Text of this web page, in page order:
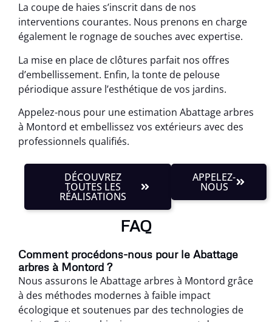
La coupe de haies s’inscrit dans de nos
interventions courantes. Nous prenons en charge
également le rognage de souches avec expertise.
La mise en place de clôtures parfait nos offres
d’embellissement. Enfin, la tonte de pelouse
périodique assure l’esthétique de vos jardins.
Appelez-nous pour une estimation Abattage arbres
à Montord et embellissez vos extérieurs avec des
professionnels qualifiés.
DÉCOUVREZ
TOUTES LES
RÉALISATIONS
APPELEZ-
NOUS
FAQ
Comment procédons-nous pour le Abattage
arbres à Montord ?
Nous assurons le Abattage arbres à Montord grâce
à des méthodes modernes à faible impact
écologique et soutenues par des technologies de